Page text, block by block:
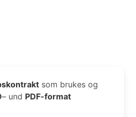
som brukes og
– und PDF-format